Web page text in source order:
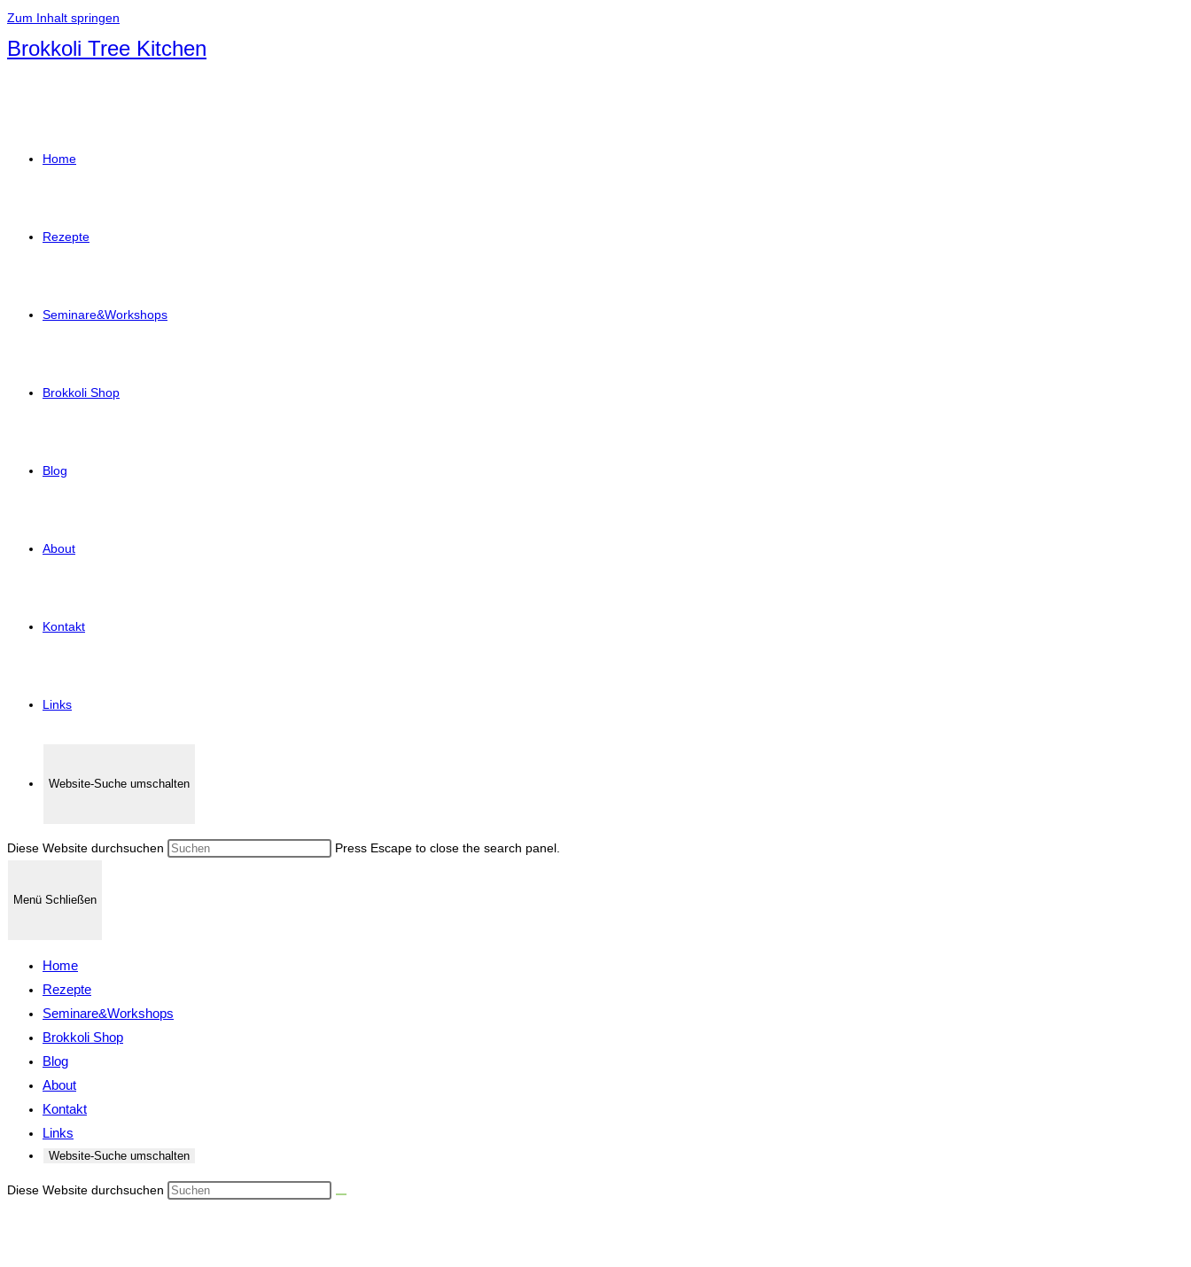
Zum Inhalt springen
Brokkoli Tree Kitchen
Home
Rezepte
Seminare&Workshops
Brokkoli Shop
Blog
About
Kontakt
Links
Website-Suche umschalten
Diese Website durchsuchen Press Escape to close the search panel.
Menü Schließen
Home
Rezepte
Seminare&Workshops
Brokkoli Shop
Blog
About
Kontakt
Links
Website-Suche umschalten
Diese Website durchsuchen